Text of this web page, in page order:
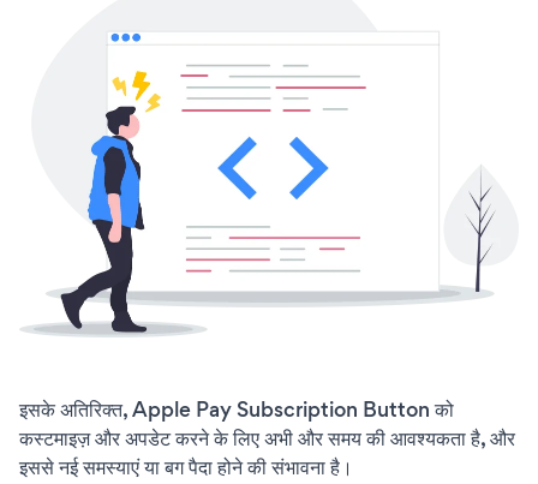
इसके अतिरिक्त, Apple Pay Subscription Button को
कस्टमाइज़ और अपडेट करने के लिए अभी और समय की आवश्यकता है, और
इससे नई समस्याएं या बग पैदा होने की संभावना है।